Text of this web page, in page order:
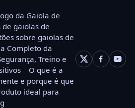
da Gaiola de
de gaiolas de
sobre gaiolas de
Completo da
Treino e
O que é a
e porque é que
ideal para